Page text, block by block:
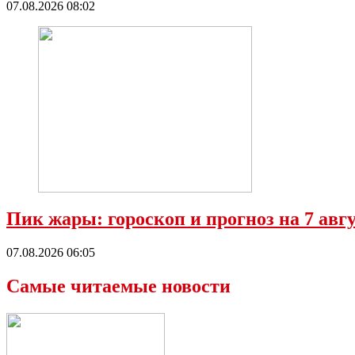
07.08.2026 08:02
Пик жары: гороскоп и прогноз на 7
07.08.2026 06:05
Самые читаемые новости